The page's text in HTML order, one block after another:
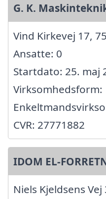
G. K.
Vind Kirkevej 17,
Ansatte: 0
Startdato: 25. maj
Virksomhedsform:
CVR: 27771882
IDOM EL-
Niels Kjeldsens